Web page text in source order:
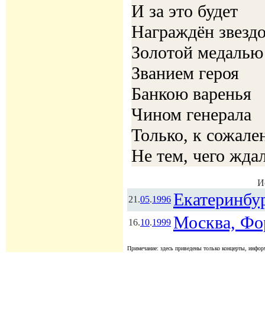
И за это будет
Награждён
Золотой медалью
Званием героя
Банкою варенья
Чином генерала
Только, к
Не тем, чего
21.05.1996
16.10.1999 Москва,
Примечание: здесь приведены только концерты,